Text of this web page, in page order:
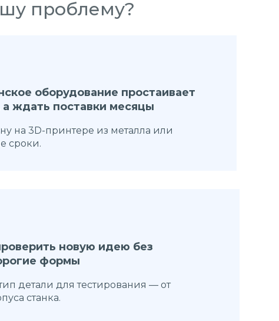
проблему?
оборудование простаивает
а ждать поставки месяцы
на 3D-принтере из металла или
сроки.
новую идею без
формы
детали для тестирования — от
станка.